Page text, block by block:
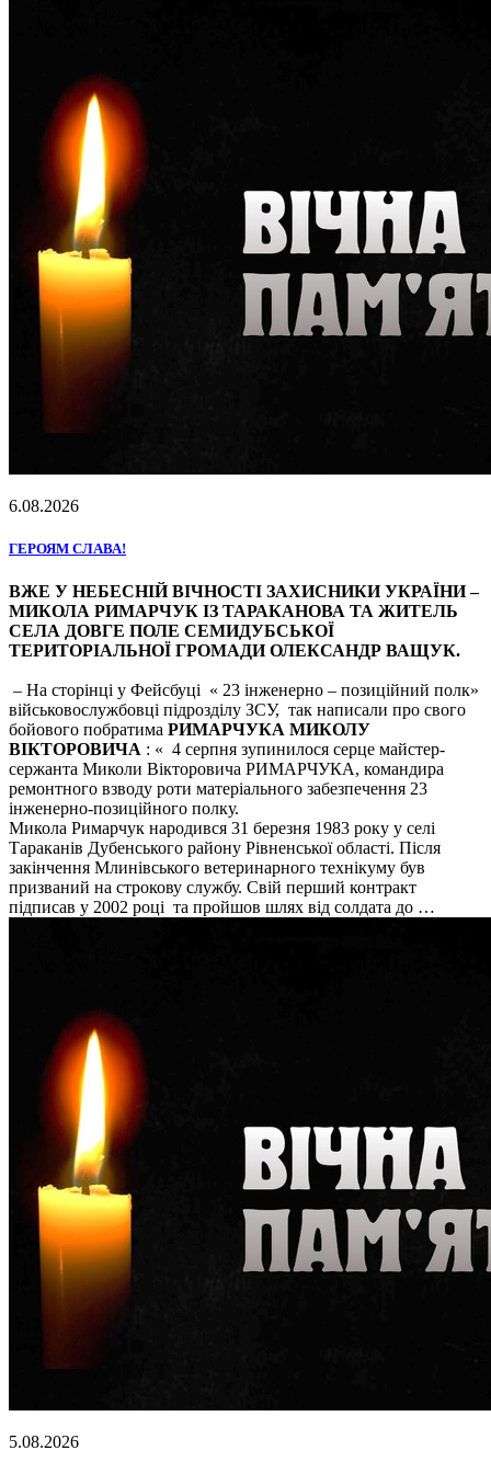
6.08.2026
ГЕРОЯМ СЛАВА!
ВЖЕ У НЕБЕСНІЙ ВІЧНОСТІ ЗАХИСНИКИ УКРАЇНИ –
МИКОЛА РИМАРЧУК ІЗ ТАРАКАНОВА ТА ЖИТЕЛЬ
СЕЛА ДОВГЕ ПОЛЕ СЕМИДУБСЬКОЇ
ТЕРИТОРІАЛЬНОЇ ГРОМАДИ ОЛЕКСАНДР ВАЩУК.
– На сторінці у Фейсбуці « 23 інженерно – позиційний полк»
військовослужбовці підрозділу ЗСУ, так написали про свого
бойового побратима РИМАРЧУКА МИКОЛУ
ВІКТОРОВИЧА : « 4 серпня зупинилося серце майстер-
сержанта Миколи Вікторовича РИМАРЧУКА, командира
ремонтного взводу роти матеріального забезпечення 23
інженерно-позиційного полку.
Микола Римарчук народився 31 березня 1983 року у селі
Тараканів Дубенського району Рівненської області. Після
закінчення Млинівського ветеринарного технікуму був
призваний на строкову службу. Свій перший контракт
підписав у 2002 році та пройшов шлях від солдата до …
5.08.2026